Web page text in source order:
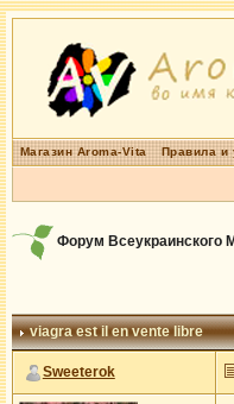
Магазин Aroma-Vita Правила и
Форум Всеукраинского
viagra est il en vente libre
Sweeterok